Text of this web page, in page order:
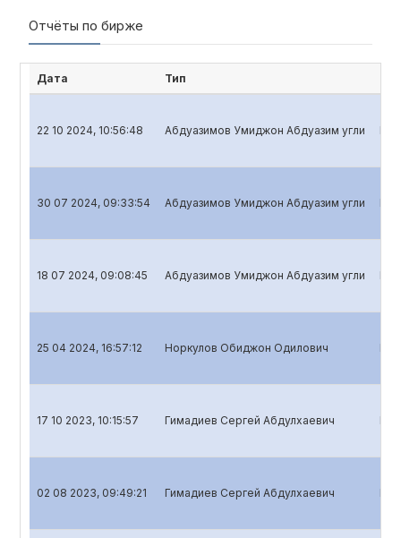
Отчёты по бирже
Дата Тип
22 10 2024, 10:56:48 Абдуазимов Умиджон Абдуазим угли
30 07 2024, 09:33:54 Абдуазимов Умиджон Абдуазим угли
18 07 2024, 09:08:45 Абдуазимов Умиджон Абдуазим угли
25 04 2024, 16:57:12 Норкулов Обиджон Одилович
17 10 2023, 10:15:57 Гимадиев Сергей Абдулхаевич
02 08 2023, 09:49:21 Гимадиев Сергей Абдулхаевич